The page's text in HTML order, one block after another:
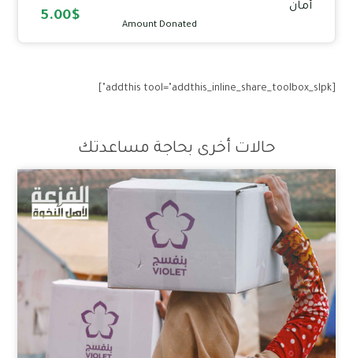
أمان
Amount Donated
5.00$
[addthis tool="addthis_inline_share_toolbox_slpk"]
حالات أخرى بحاجة مساعدتك